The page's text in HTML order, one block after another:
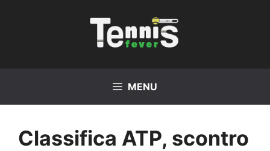
MENU
Classifica ATP, scontro